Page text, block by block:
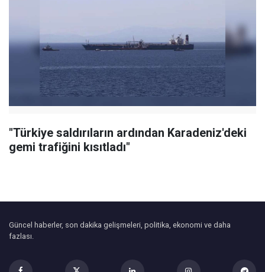
"Türkiye saldırıların ardından Karadeniz'deki
gemi trafiğini kısıtladı"
Güncel haberler, son dakika gelişmeleri, politika, ekonomi ve daha
fazlası.